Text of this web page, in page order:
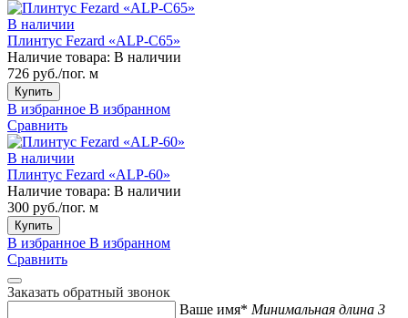
В наличии
Плинтус Fezard «ALP-С65»
Наличие товара: В наличии
726 руб./пог. м
Купить
В избранное В избранном
Сравнить
В наличии
Плинтус Fezard «ALP-60»
Наличие товара: В наличии
300 руб./пог. м
Купить
В избранное В избранном
Сравнить
Заказать обратный звонок
Ваше имя* Минимальная длина 3